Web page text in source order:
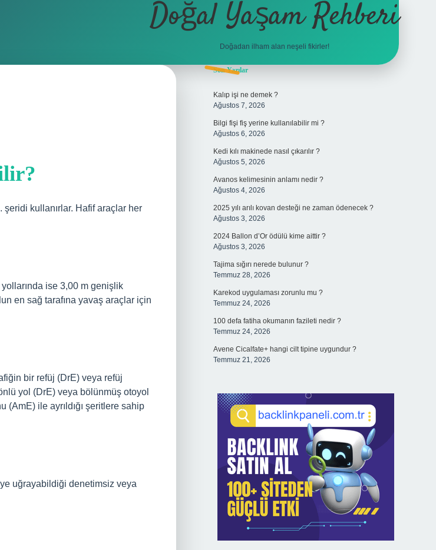
Doğal Yaşam Rehberi
Doğadan ilham alan neşeli fikirler!
kullanırlar. Hafif araçlar her
ise 3,00 m genişlik
en sağ tarafına yavaş araçlar için
bir refüj (DrE) veya refüj
yol (DrE) veya bölünmüş otoyol
(AmE) ile ayrıldığı şeritlere sahip
uğrayabildiği denetimsiz veya
Sidebar
Son Yazılar
Kalıp işi ne demek ?
Ağustos 7, 2026
Bilgi fişi fiş yerine kullanılabilir mi ?
Ağustos 6, 2026
Kedi kılı makinede nasıl çıkarılır ?
Ağustos 5, 2026
Avanos kelimesinin anlamı nedir ?
Ağustos 4, 2026
2025 yılı arılı kovan desteği ne zaman ödenecek ?
Ağustos 3, 2026
2024 Ballon d’Or ödülü kime aittir ?
Ağustos 3, 2026
Tajima sığırı nerede bulunur ?
Temmuz 28, 2026
Karekod uygulaması zorunlu mu ?
Temmuz 24, 2026
100 defa fatiha okumanın fazileti nedir ?
Temmuz 24, 2026
Avene Cicalfate+ hangi cilt tipine uygundur ?
Temmuz 21, 2026